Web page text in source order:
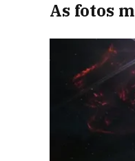
As fotos